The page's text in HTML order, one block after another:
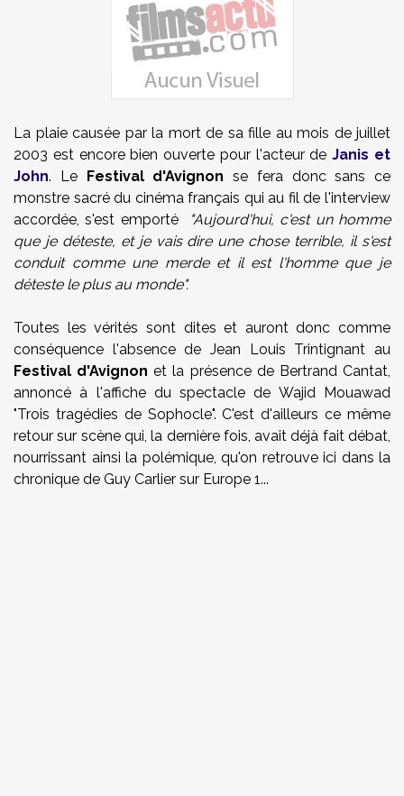
La plaie causée par la mort de sa fille au mois de juillet
2003 est encore bien ouverte pour l'acteur deJanis et
John. Le Festival d'Avignon se fera donc sans ce
monstre sacré du cinéma français qui au fil de l'interview
accordée, s'est emporté
"Aujourd'hui, c'est un homme
que je déteste, et je vais dire une chose terrible, il s'est
conduit comme une merde et il est l'homme que je
déteste le plus au monde".
Toutes les vérités sont dites et auront donc comme
conséquence l'absence de Jean Louis Trintignant au
Festival d'Avignon et la présence de Bertrand Cantat,
annoncé à l'affiche du spectacle de Wajid Mouawad
"Trois tragédies de Sophocle". C'est d'ailleurs ce même
retour sur scène qui, la dernière fois, avait déjà fait débat,
nourrissant ainsi la polémique, qu'on retrouve ici dans la
chronique de Guy Carlier sur Europe 1...